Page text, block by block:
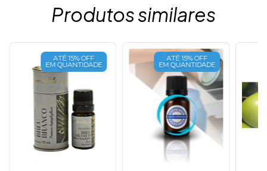
Produtos similares
ATÉ 15% OFF
EM QUANTIDADE
ATÉ 15% OFF
EM QUANTIDADE